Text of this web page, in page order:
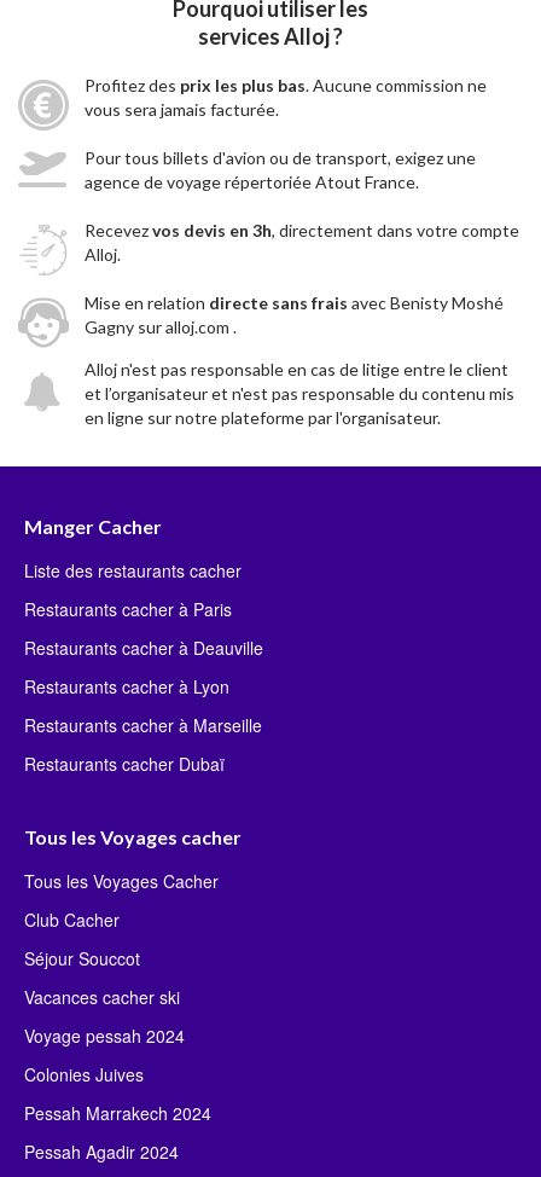
Pourquoi utiliser les
services Alloj ?
Profitez des prix les plus bas. Aucune commission ne
vous sera jamais facturée.
Pour tous billets d'avion ou de transport, exigez une
agence de voyage répertoriée Atout France.
Recevezvos devis en 3h, directement dans votre compte
Alloj.
Mise en relation directe sans frais avec Benisty Moshé
Gagny sur alloj.com .
Alloj n'est pas responsable en cas de litige entre le client
et l’organisateur et n'est pas responsable du contenu mis
en ligne sur notre plateforme par l'organisateur.
Manger Cacher
Liste des restaurants cacher
Restaurants cacher à Paris
Restaurants cacher à Deauville
Restaurants cacher à Lyon
Restaurants cacher à Marseille
Restaurants cacher Dubaï
Tous les Voyages cacher
Tous les Voyages Cacher
Club Cacher
Séjour Souccot
Vacances cacher ski
Voyage pessah 2024
Colonies Juives
Pessah Marrakech 2024
Pessah Agadir 2024